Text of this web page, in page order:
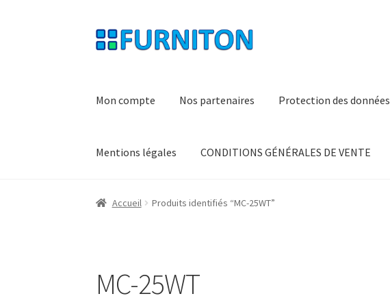
Aller
à
Aller
au
Mon compte Nos partenaires Protection des données
Mentions légales CONDITIONS GÉNÉRALES DE VENTE
Accueil Produits identifiés “MC-25WT”
MC-25WT